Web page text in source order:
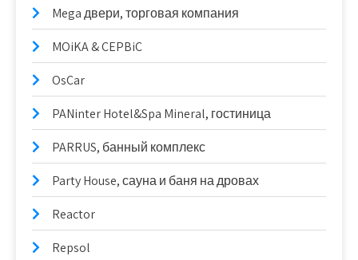
Mega двери, торговая компания
MOiKA & CEPBiC
OsCar
PANinter Hotel&Spa Mineral, гостиница
PARRUS, банный комплекс
Party House, сауна и баня на дровах
Reactor
Repsol